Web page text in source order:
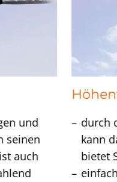
und
seinen
auch
durch
kann
bietet